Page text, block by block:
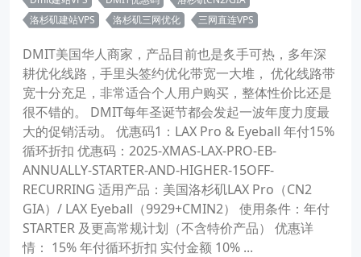
洛杉矶建站VPS
洛杉矶三网优化 三网直连VPS
DMIT美国华人商家，产品目前也是炙手可热，多年深
耕优化线路，手里头签约优化带宽一大堆， 优化线路带
宽十分充足，非常适合个人用户购买，整体性价比还是
很不错的。 DMIT每年圣诞节都会发起一波年度力度最
大的促销活动。 优惠码1：LAX Pro & Eyeball 年付15%
循环折扣 优惠码：2025-XMAS-LAX-PRO-EB-
ANNUALLY-STARTER-AND-HIGHER-15OFF-
RECURRING 适用产品：美国洛杉矶LAX Pro（CN2
GIA）/ LAX Eyeball（9929+CMIN2） 使用条件：年付
STARTER 及更高常规计划（不含特价产品） 优惠详
情： 15% 年付循环折扣 实付金额 10% ...